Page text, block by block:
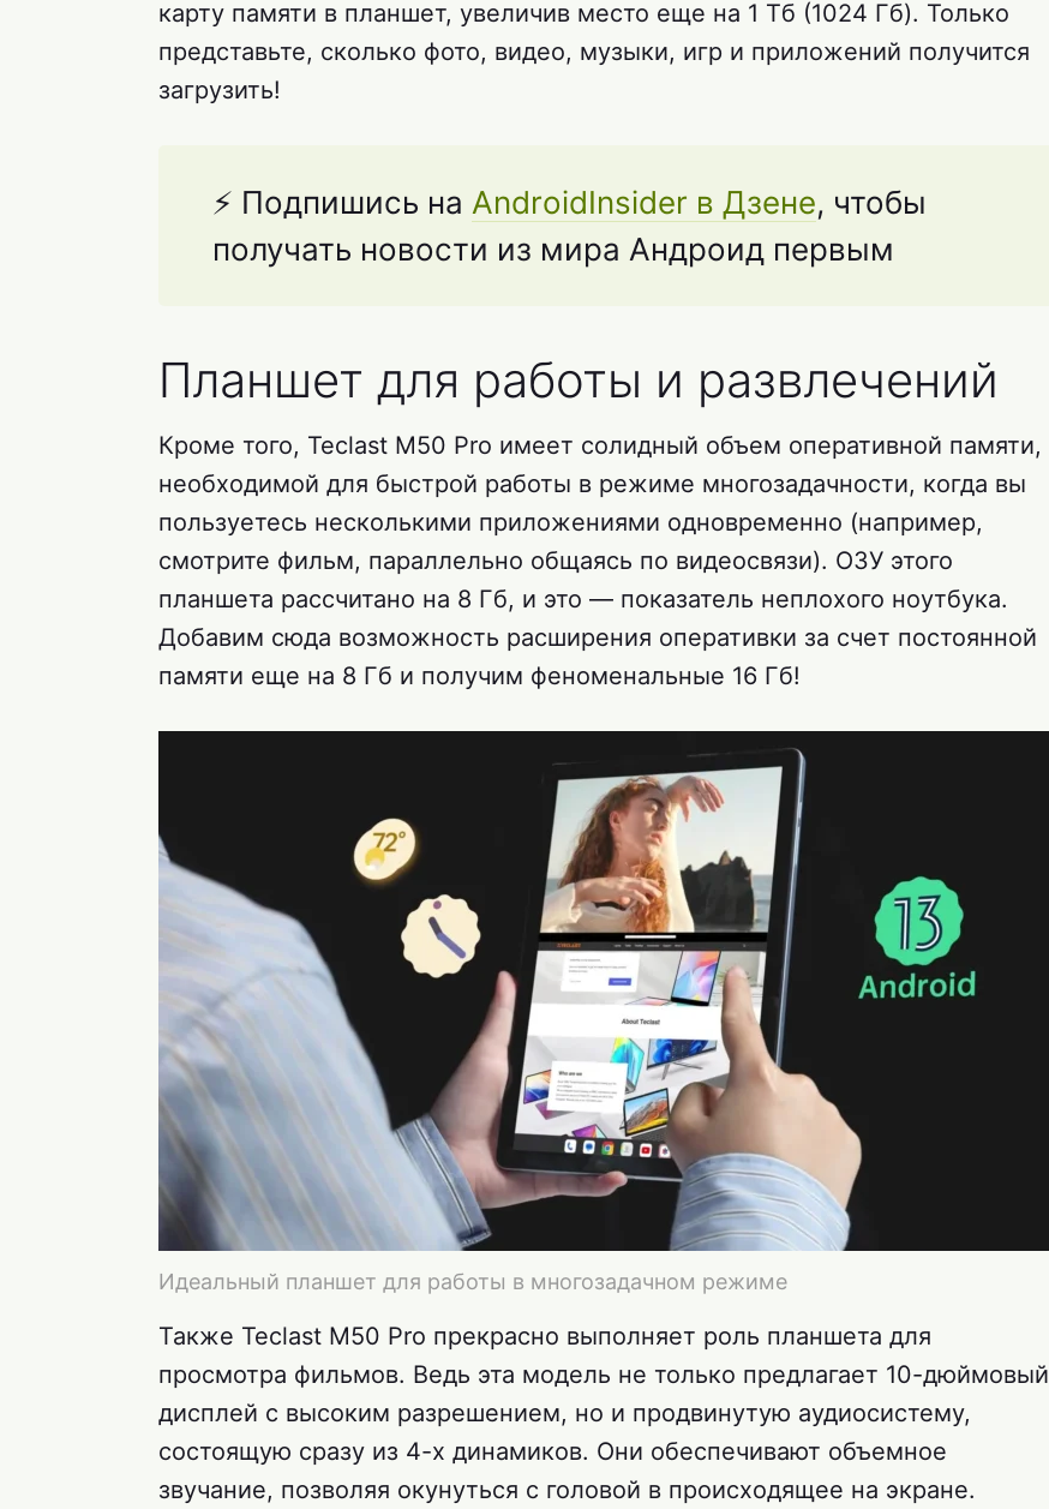
карту памяти в планшет, увеличив место еще на 1 Тб (1024 Гб). Только
представьте, сколько фото, видео, музыки, игр и приложений получится
загрузить!
⚡ Подпишись на AndroidInsider в Дзене, чтобы
получать новости из мира Андроид первым
Планшет для работы и развлечений
Кроме того, Teclast M50 Pro имеет солидный объем оперативной памяти,
необходимой для быстрой работы в режиме многозадачности, когда вы
пользуетесь несколькими приложениями одновременно (например,
смотрите фильм, параллельно общаясь по видеосвязи). ОЗУ этого
планшета рассчитано на 8 Гб, и это — показатель неплохого ноутбука.
Добавим сюда возможность расширения оперативки за счет постоянной
памяти еще на 8 Гб и получим феноменальные 16 Гб!
Идеальный планшет для работы в многозадачном режиме
Также Teclast M50 Pro прекрасно выполняет роль планшета для
просмотра фильмов. Ведь эта модель не только предлагает 10-дюймовый
дисплей с высоким разрешением, но и продвинутую аудиосистему,
состоящую сразу из 4-х динамиков. Они обеспечивают объемное
звучание, позволяя окунуться с головой в происходящее на экране.